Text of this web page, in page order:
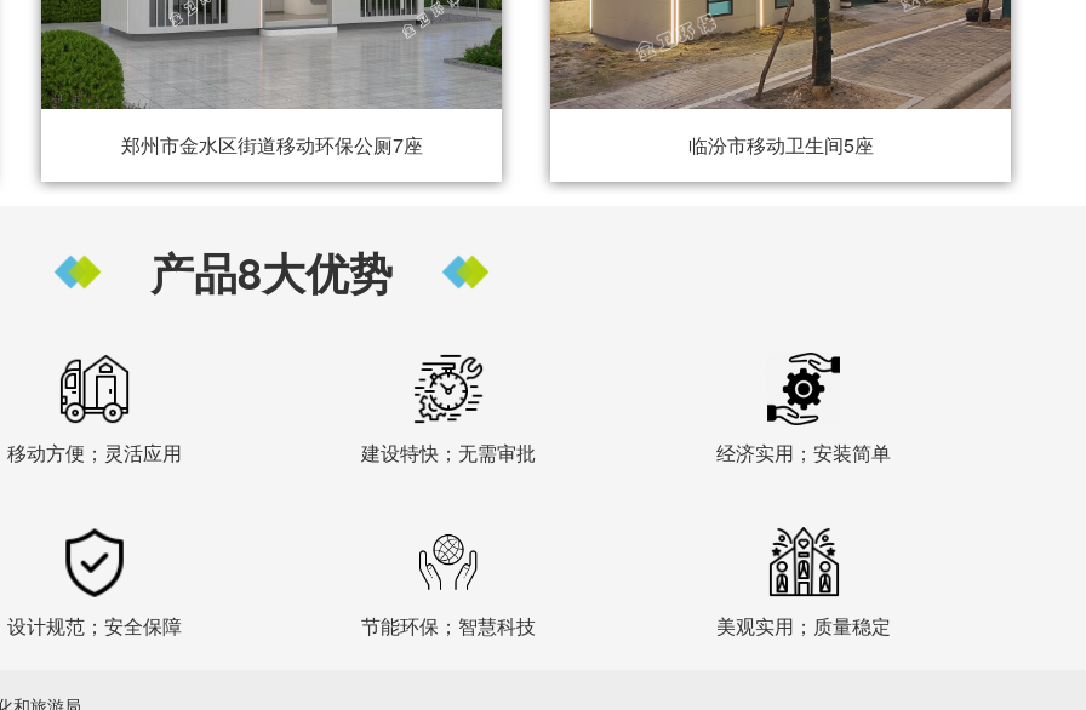
郑州市金水区街道移动环保公厕7座 临汾市移动卫生间5座
产品8大优势
移动方便；灵活应用 建设特快；无需审批 经济实用；安装简单
设计规范；安全保障 节能环保；智慧科技 美观实用；质量稳定